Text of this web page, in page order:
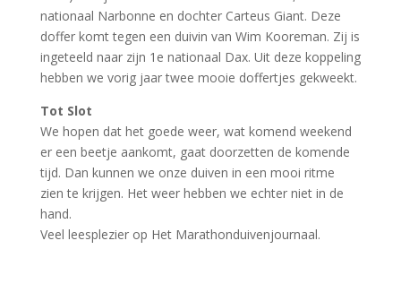
nationaal Narbonne en dochter Carteus Giant. Deze
doffer komt tegen een duivin van Wim Kooreman. Zij is
ingeteeld naar zijn 1e nationaal Dax. Uit deze koppeling
hebben we vorig jaar twee mooie doffertjes gekweekt.
Tot Slot
We hopen dat het goede weer, wat komend weekend
er een beetje aankomt, gaat doorzetten de komende
tijd. Dan kunnen we onze duiven in een mooi ritme
zien te krijgen. Het weer hebben we echter niet in de
hand.
Veel leesplezier op Het Marathonduivenjournaal.